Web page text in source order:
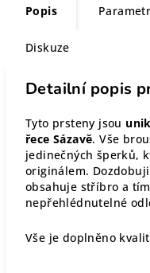
Popis
Diskuze
Detailní popis
Tyto prsteny jsou
řece Sázavě. Vše
jedinečných šperků,
originálem.
obsahuje stříbro a
nepřehlédnutelné
Vše je doplněno